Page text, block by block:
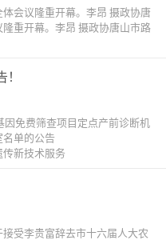
会议隆重开幕。李昂 摄政协唐
重开幕。李昂 摄政协唐山市路
免费筛查项目定点产前诊断机
单的公告
新技术服务
受李贵富辞去市十六届人大农